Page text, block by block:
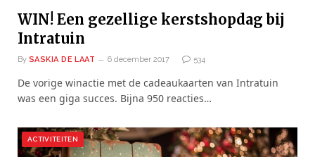
WIN! Een gezellige kerstshopdag bij
Intratuin
By SASKIA DE LAAT 6 december 2017 534
De vorige winactie met de cadeaukaarten van Intratuin
was een giga succes. Bijna 950 reacties…
ACTIVITEITEN